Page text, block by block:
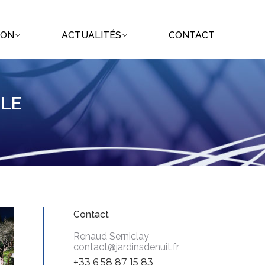
ACTUALITÉS CONTACT
Contact
Renaud Serniclay
contact@jardinsdenuit.fr
+33 6 58 87 15 83
ACTUALITÉS CONTACT